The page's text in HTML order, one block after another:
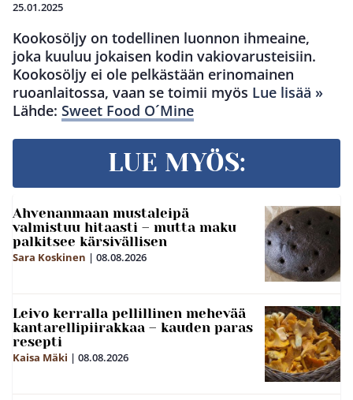
25.01.2025
Kookosöljy on todellinen luonnon ihmeaine,
joka kuuluu jokaisen kodin vakiovarusteisiin.
Kookosöljy ei ole pelkästään erinomainen
ruoanlaitossa, vaan se toimii myös Lue lisää »
Lähde: Sweet Food O´Mine
LUE MYÖS:
Ahvenanmaan mustaleipä
valmistuu hitaasti – mutta maku
palkitsee kärsivällisen
Sara Koskinen | 08.08.2026
Leivo kerralla pellillinen mehevää
kantarellipiirakkaa – kauden paras
resepti
Kaisa Mäki | 08.08.2026